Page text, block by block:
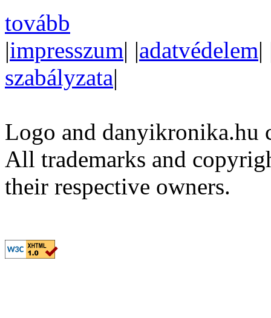
tovább
|impresszum| |adatvédelem|
szabályzata|
Logo and
All trademarks and
their respective owners.